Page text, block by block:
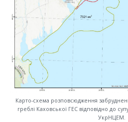
Карто-схема розповсюдження
греблі Каховської ГЕС відповідно до
УкрНЦЕМ.